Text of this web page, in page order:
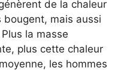
de la chaleur
bougent, mais aussi
la masse
plus cette chaleur
les hommes